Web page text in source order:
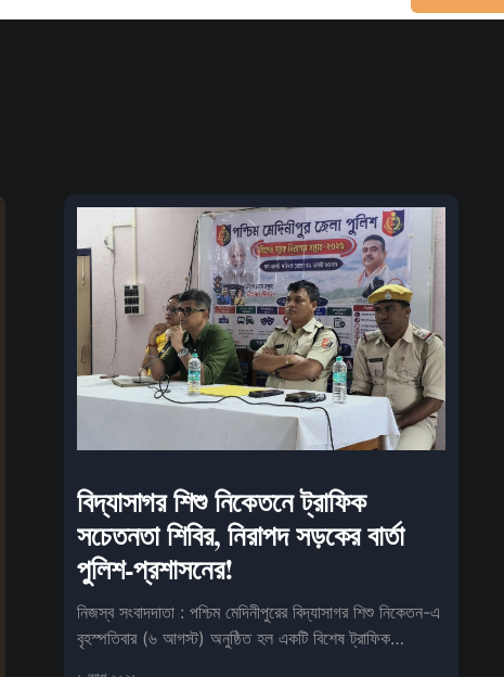
বিদ্যাসাগর শিশু নিকেতনে ট্রাফিক
সচেতনতা শিবির, নিরাপদ সড়কের বার্তা
পুলিশ-প্রশাসনের!
নিজস্ব সংবাদদাতা : পশ্চিম মেদিনীপুরের বিদ্যাসাগর শিশু নিকেতন-এ
বৃহস্পতিবার (৬ আগস্ট) অনুষ্ঠিত হল একটি বিশেষ ট্রাফিক